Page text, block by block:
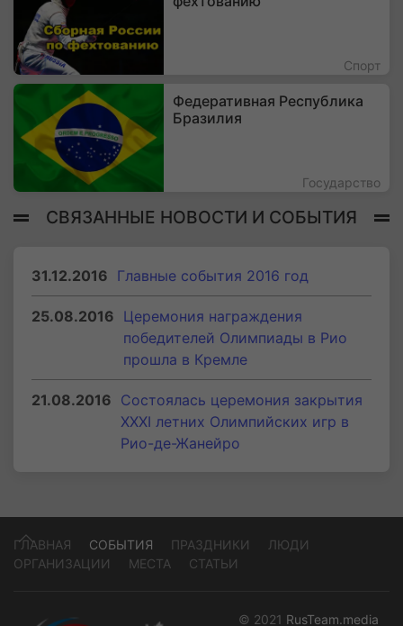
Спорт
Федеративная Республика
Бразилия
Государство
СВЯЗАННЫЕ НОВОСТИ И СОБЫТИЯ
31.12.2016 Главные события 2016 год
25.08.2016 Церемония награждения
победителей Олимпиады в Рио
прошла в Кремле
21.08.2016 Состоялась церемония закрытия
XXXI летних Олимпийских игр в
Рио-де-Жанейро
ГЛАВНАЯ СОБЫТИЯ ПРАЗДНИКИ
ЛЮДИ
ОРГАНИЗАЦИИ
МЕСТА СТАТЬИ
© 2021 RusTeam.media